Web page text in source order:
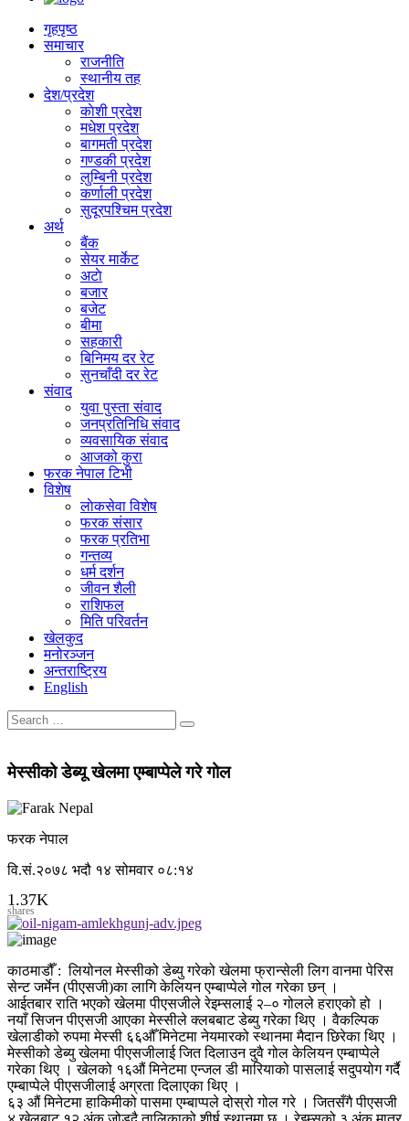
गृहपृष्‍ठ
समाचार
राजनीति
स्थानीय तह
देश/प्रदेश
काेशी प्रदेश
मधेश प्रदेश
बागमती प्रदेश
गण्डकी प्रदेश
लुम्बिनी प्रदेश
कर्णाली प्रदेश
सुदूरपश्चिम प्रदेश
अर्थ
बैंक
सेयर मार्केट
अटाे
बजार
बजेट
बीमा
सहकारी
बिनिमय दर रेट
सुनचाँदी दर रेट
संवाद
युवा पुस्ता संवाद
जनप्रतिनिधि संवाद
व्यवसायिक संवाद
आजको कुरा
फरक नेपाल टिभी
विशेष
लाेकसेवा विशेष
फरक संसार
फरक प्रतिभा
गन्तव्य
धर्म दर्शन
जीवन शैली
राशिफल
मिति परिवर्तन
खेलकुद
मनोरञ्जन
अन्तराष्ट्रिय
English
मेस्सीको डेब्यू खेलमा एम्बाप्पेले गरे गोल
फरक नेपाल
वि.सं.२०७८ भदौ १४ सोमवार ०८:१४
1.37K
shares
काठमाडौँ : लियोनल मेस्सीको डेब्यु गरेको खेलमा फ्रान्सेली लिग वानमा पेरिस
सेन्ट जर्मेन (पीएसजी)का लागि केलियन एम्बाप्पेले गोल गरेका छन् ।
आईतबार राति भएको खेलमा पीएसजीले रेइम्सलाई २–० गोलले हराएको हो ।
नयाँ सिजन पीएसजी आएका मेस्सीले क्लबबाट डेब्यु गरेका थिए । वैकल्पिक
खेलाडीको रुपमा मेस्सी ६६औँ मिनेटमा नेयमारको स्थानमा मैदान छिरेका थिए ।
मेस्सीको डेब्यु खेलमा पीएसजीलाई जित दिलाउन दुवै गोल केलियन एम्बाप्पेले
गरेका थिए । खेलको १६औं मिनेटमा एन्जल डी मारियाको पासलाई सदुपयोग गर्दै
एम्बाप्पेले पीएसजीलाई अग्रता दिलाएका थिए ।
६३ औं मिनेटमा हाकिमीको पासमा एम्बाप्पले दोस्रो गोल गरे । जितसँगै पीएसजी